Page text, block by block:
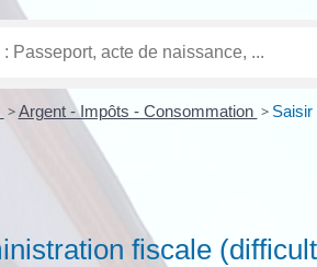
> Argent - Impôts - Consommation > Saisir
fiscale